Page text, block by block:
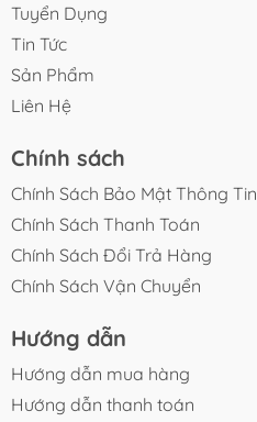
Tuyển Dụng
Tin Tức
Sản Phẩm
Liên Hệ
Chính sách
Chính Sách Bảo Mật Thông Tin
Chính Sách Thanh Toán
Chính Sách Đổi Trả Hàng
Chính Sách Vận Chuyển
Hướng dẫn
Hướng dẫn mua hàng
Hướng dẫn thanh toán